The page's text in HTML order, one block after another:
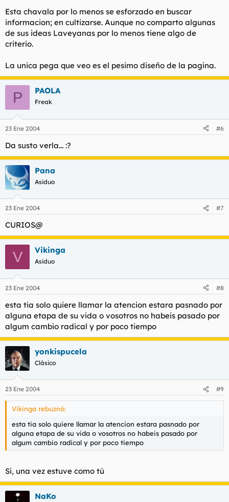
Esta chavala por lo menos se esforzado en buscar
informacion; en cultizarse. Aunque no comparto algunas
de sus ideas Laveyanas por lo menos tiene algo de
criterio.
La unica pega que veo es el pesimo diseño de la pagina.
P PAOLA
Freak
23 Ene 2004 #6
Da susto verla... :?
Pana
Asiduo
23 Ene 2004 #7
CURIOS@
V Vikinga
Asiduo
23 Ene 2004 #8
esta tia solo quiere llamar la atencion estara pasnado por
alguna etapa de su vida o vosotros no habeis pasado por
algum cambio radical y por poco tiempo
yonkispucela
Clásico
23 Ene 2004 #9
Vikinga rebuznó:
esta tia solo quiere llamar la atencion estara pasnado por
alguna etapa de su vida o vosotros no habeis pasado por
algum cambio radical y por poco tiempo
Si, una vez estuve como tú
NaKo